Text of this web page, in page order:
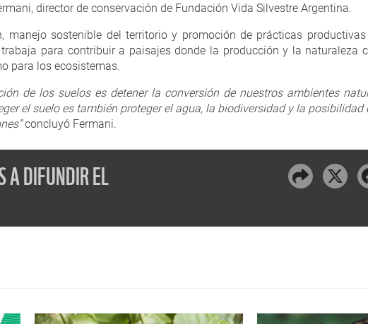
director de conservación de Fundación Vida Silvestre Argentina.
manejo sostenible del territorio y promoción de prácticas productivas
para contribuir a paisajes donde la producción y la naturaleza
para los ecosistemas.
de los suelos es detener la conversión de nuestros ambientes
el suelo es también proteger el agua, la biodiversidad y la
concluyó Fermani.
A DIFUNDIR EL